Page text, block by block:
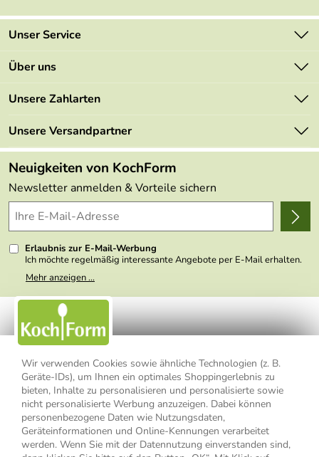
Wir verwenden Cookies sowie ähnliche Technologien (z. B.
Geräte-IDs), um Ihnen ein optimales Shoppingerlebnis zu
bieten, Inhalte zu personalisieren und personalisierte sowie
nicht personalisierte Werbung anzuzeigen. Dabei können
personenbezogene Daten wie Nutzungsdaten,
Geräteinformationen und Online-Kennungen verarbeitet
werden. Wenn Sie mit der Datennutzung einverstanden sind,
Unser Service
Kontakt
Mehrwertsteuerfrei
Retourenportal
FAQs
Lieferbedingungen
Delivery Terms
Kundenlogin
Über uns
Marken
Angebote
Made in Germany
Themen
Wir über uns
Presse
Unsere Zahlarten
Unsere Versandpartner
Neuigkeiten von KochForm
Newsletter anmelden & Vorteile sichern
Erlaubnis zur E-Mail-Werbung
Ich möchte regelmäßig interessante Angebote per E-Mail erhalten.
Meine E-Mail-Adresse wird nicht an andere Unternehmen
weitergegeben. Zu statistischen Zwecken wird in anonymer Form
nicht erkennbar, welche konkrete Person geklickt hat. Diese
Einwilligung zur Nutzung meiner E-Mail- Adresse für Werbezwecke
kann ich jederzeit mit Wirkung für die Zukunft widerrufen, indem ich
den Link "Abmelden" am Ende des Newsletters anklicke oder die
Option Newsletter im Mitgliederbereich deaktiviere. Die
Mehr anzeigen ...
Impressum Datenschutzerklärung
AGB
Widerrufsbelehrung
Widerrufsformular
Vertrag widerrufen